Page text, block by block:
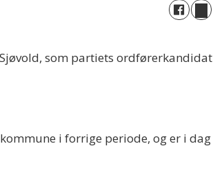
som partiets ordførerkandidat
i forrige periode, og er i dag